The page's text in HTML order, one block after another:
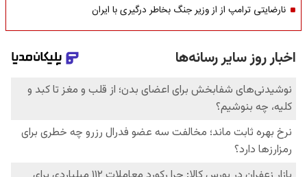
نارضایتی ترامپ از از وزیر جنگ بخاطر درگیری با ایران